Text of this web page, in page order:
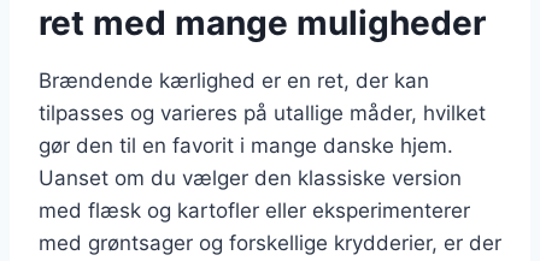
ret med mange muligheder
Brændende kærlighed er en ret, der kan
tilpasses og varieres på utallige måder, hvilket
gør den til en favorit i mange danske hjem.
Uanset om du vælger den klassiske version
med flæsk og kartofler eller eksperimenterer
med grøntsager og forskellige krydderier, er der